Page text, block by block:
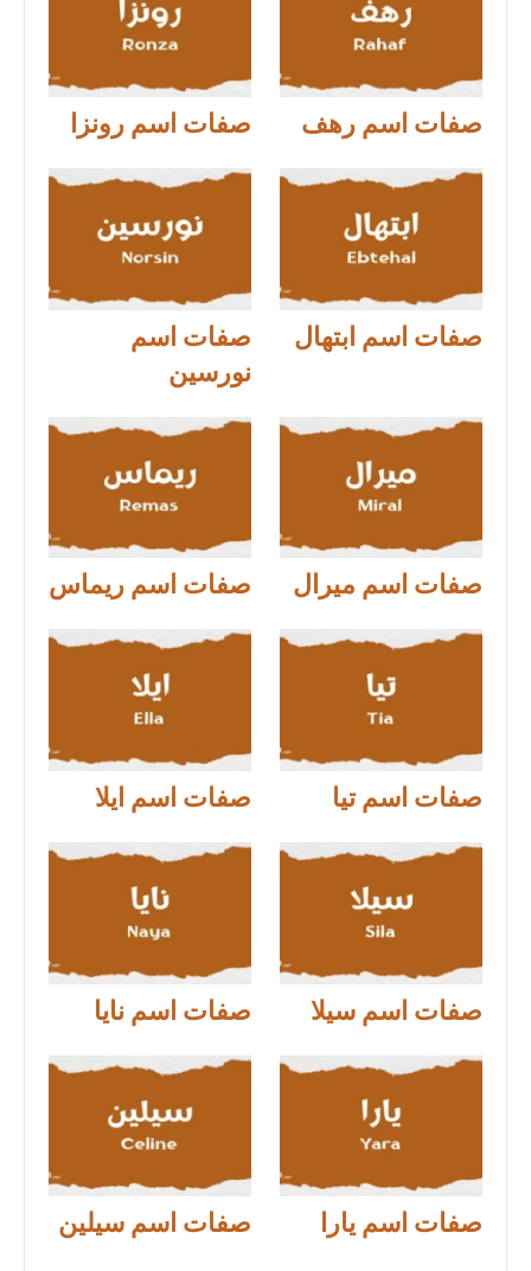
صفات اسم رهف صفات اسم رونزا
صفات اسم ابتهال
صفات اسم
نورسين
صفات اسم ميرال صفات اسم ريماس
صفات اسم تيا صفات اسم ايلا
صفات اسم سيلا صفات اسم نايا
صفات اسم يارا صفات اسم سيلين